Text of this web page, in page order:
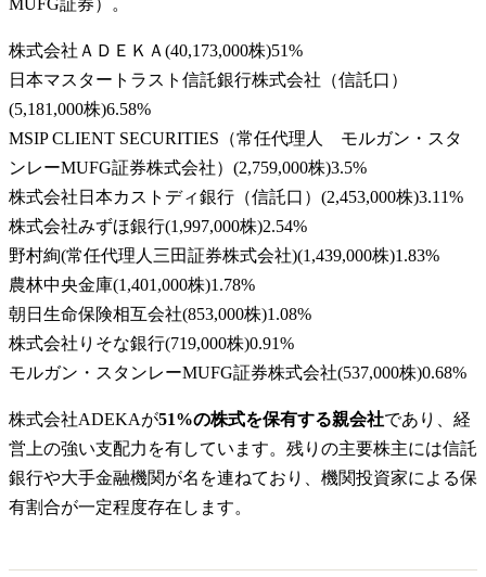
MUFG証券）。
株式会社ＡＤＥＫＡ (40,173,000株)51%
日本マスタートラスト信託銀行株式会社（信託口）
(5,181,000株)6.58%
MSIP CLIENT SECURITIES（常任代理人 モルガン・スタ
ンレーMUFG証券株式会社） (2,759,000株)3.5%
株式会社日本カストディ銀行（信託口） (2,453,000株)3.11%
株式会社みずほ銀行(1,997,000株)2.54%
野村絢(常任代理人三田証券株式会社)(1,439,000株)1.83%
農林中央金庫(1,401,000株)1.78%
朝日生命保険相互会社(853,000株)1.08%
株式会社りそな銀行(719,000株)0.91%
モルガン・スタンレーMUFG証券株式会社(537,000株)0.68%
株式会社ADEKAが51%の株式を保有する親会社であり、経
営上の強い支配力を有しています。残りの主要株主には信託
銀行や大手金融機関が名を連ねており、機関投資家による保
有割合が一定程度存在します。